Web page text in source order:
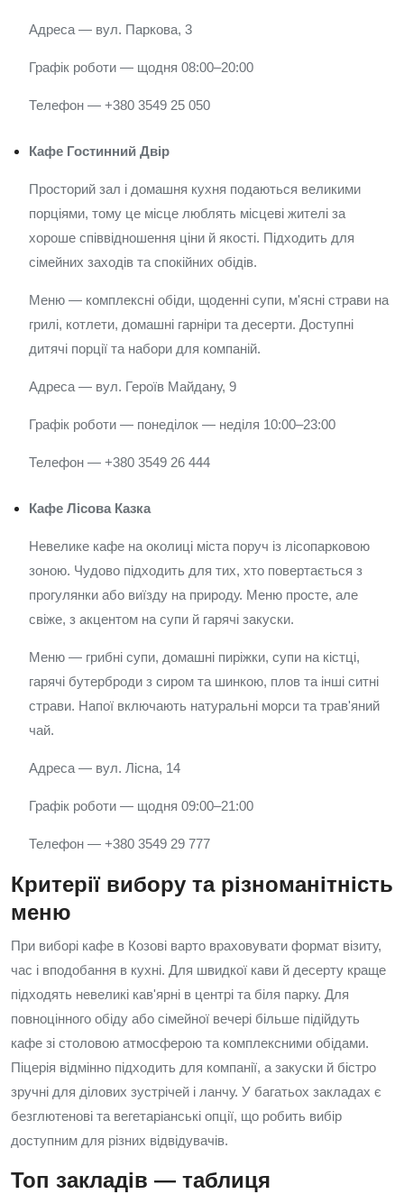
Адреса — вул. Паркова, 3
Графік роботи — щодня 08:00–20:00
Телефон — +380 3549 25 050
Кафе Гостинний Двір
Просторий зал і домашня кухня подаються великими
порціями, тому це місце люблять місцеві жителі за
хороше співвідношення ціни й якості. Підходить для
сімейних заходів та спокійних обідів.
Меню — комплексні обіди, щоденні супи, м'ясні страви на
грилі, котлети, домашні гарніри та десерти. Доступні
дитячі порції та набори для компаній.
Адреса — вул. Героїв Майдану, 9
Графік роботи — понеділок — неділя 10:00–23:00
Телефон — +380 3549 26 444
Кафе Лісова Казка
Невелике кафе на околиці міста поруч із лісопарковою
зоною. Чудово підходить для тих, хто повертається з
прогулянки або виїзду на природу. Меню просте, але
свіже, з акцентом на супи й гарячі закуски.
Меню — грибні супи, домашні пиріжки, супи на кістці,
гарячі бутерброди з сиром та шинкою, плов та інші ситні
страви. Напої включають натуральні морси та трав'яний
чай.
Адреса — вул. Лісна, 14
Графік роботи — щодня 09:00–21:00
Телефон — +380 3549 29 777
Критерії вибору та різноманітність
меню
При виборі кафе в Козові варто враховувати формат візиту,
час і вподобання в кухні. Для швидкої кави й десерту краще
підходять невеликі кав'ярні в центрі та біля парку. Для
повноцінного обіду або сімейної вечері більше підійдуть
кафе зі столовою атмосферою та комплексними обідами.
Піцерія відмінно підходить для компанії, а закуски й бістро
зручні для ділових зустрічей і ланчу. У багатьох закладах є
безглютенові та вегетаріанські опції, що робить вибір
доступним для різних відвідувачів.
Топ закладів — таблиця